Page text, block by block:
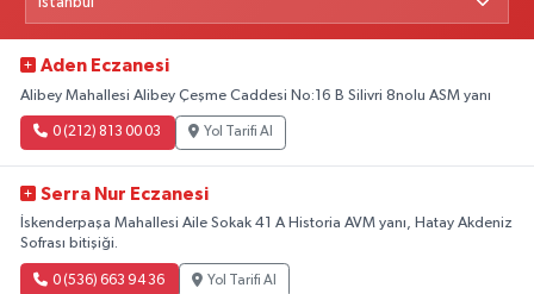
Aden Eczanesi
Alibey Mahallesi Alibey Çeşme Caddesi No:16 B Silivri 8nolu ASM yanı
0 (212) 813 00 03 Yol Tarifi Al
Serra Nur Eczanesi
İskenderpaşa Mahallesi Aile Sokak 41 A Historia AVM yanı, Hatay Akdeniz
Sofrası bitişiği.
0 (536) 663 94 36 Yol Tarifi Al